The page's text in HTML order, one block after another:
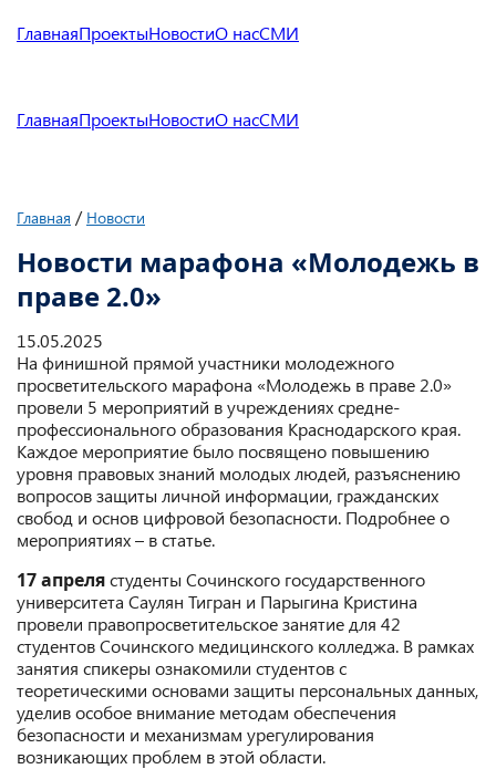
ГлавнаяПроектыНовостиО насСМИ
ГлавнаяПроектыНовостиО насСМИ
Главная / Новости
Новости марафона «Молодежь в
праве 2.0»
15.05.2025
На финишной прямой участники молодежного
просветительского марафона «Молодежь в праве 2.0»
провели 5 мероприятий в учреждениях средне-
профессионального образования Краснодарского края.
Каждое мероприятие было посвящено повышению
уровня правовых знаний молодых людей, разъяснению
вопросов защиты личной информации, гражданских
свобод и основ цифровой безопасности. Подробнее о
мероприятиях – в статье.
17 апрелястуденты Сочинского государственного
университета Саулян Тигран и Парыгина Кристина
провели правопросветительское занятие для 42
студентов Сочинского медицинского колледжа. В рамках
занятия спикеры ознакомили студентов с
теоретическими основами защиты персональных данных,
уделив особое внимание методам обеспечения
безопасности и механизмам урегулирования
возникающих проблем в этой области.